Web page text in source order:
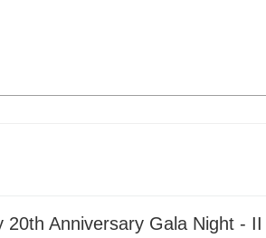
20th Anniversary Gala Night - II